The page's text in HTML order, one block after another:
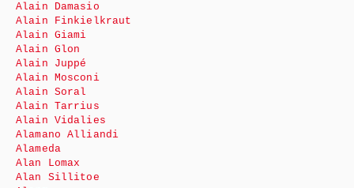
Alain Damasio
Alain Finkielkraut
Alain Giami
Alain Glon
Alain Juppé
Alain Mosconi
Alain Soral
Alain Tarrius
Alain Vidalies
Alamano Alliandi
Alameda
Alan Lomax
Alan Sillitoe